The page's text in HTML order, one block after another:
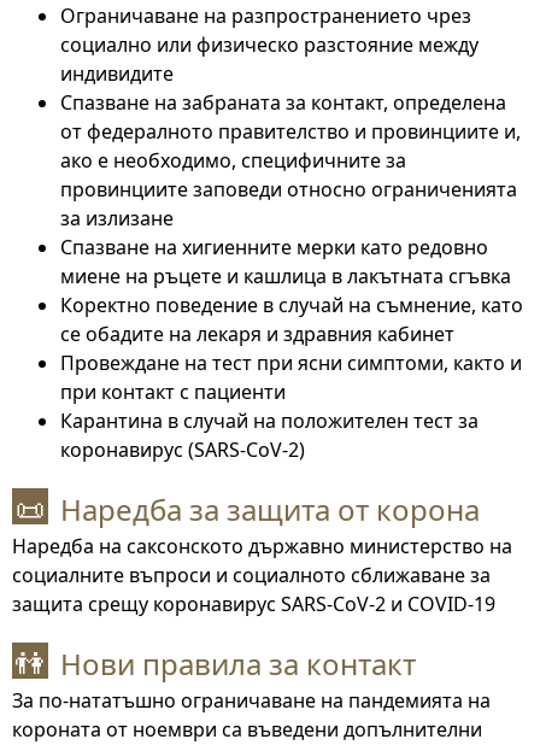
Ограничаване на разпространението чрез
социално или физическо разстояние между
индивидите
Спазване на забраната за контакт, определена
от федералното правителство и провинциите и,
ако е необходимо, специфичните за
провинциите заповеди относно ограниченията
за излизане
Спазване на хигиенните мерки като редовно
миене на ръцете и кашлица в лакътната сгъвка
Коректно поведение в случай на съмнение, като
се обадите на лекаря и здравния кабинет
Провеждане на тест при ясни симптоми, както и
при контакт с пациенти
Карантина в случай на положителен тест за
коронавирус (SARS-CoV-2)
📜 Наредба за защита от корона
Наредба на саксонското държавно министерство на
социалните въпроси и социалното сближаване за
защита срещу коронавирус SARS-CoV-2 и COVID-19
👫 Нови правила за контакт
За по-нататъшно ограничаване на пандемията на
короната от ноември са въведени допълнителни